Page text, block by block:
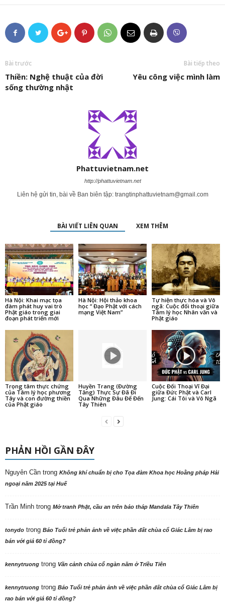
Bài trước
Thiền: Nghệ thuật của đời
sống thường nhật
Bài tiếp theo
Yêu công việc mình làm
Phattuvietnam.net
http://phattuvietnam.net
Liên hệ gửi tin, bài về Ban biên tập: trangtinphattuvietnam@gmail.com
BÀI VIẾT LIÊN QUAN XEM THÊM
Hà Nội: Khai mạc tọa
đàm phát huy vai trò
Phật giáo trong giai
đoạn phát triển mới
Hà Nội: Hội thảo khoa
học “ Đạo Phật với cách
mạng Việt Nam”
Tự hiện thực hóa và Vô
ngã: Cuộc đối thoại giữa
Tâm lý học Nhân văn và
Phật giáo
Trọng tâm thực chứng
của Tâm lý học phương
Tây và con đường thiền
của Phật giáo
Huyền Trang (Đường
Tăng) Thực Sự Đã Đi
Qua Những Đâu Để Đến
Tây Thiên
Cuộc Đối Thoại Vĩ Đại
giữa Đức Phật và Carl
Jung: Cái Tôi và Vô Ngã
PHẢN HỒI GẦN ĐÂY
Nguyên Cần trong Không khí chuẩn bị cho Tọa đàm Khoa học Hoằng pháp Hải
ngoại năm 2025 tại Huế
Trần Minh trong Mở tranh Phật, cầu an trên bảo tháp Mandala Tây Thiên
tonydo trong Báo Tuổi trẻ phản ảnh về việc phần đất chùa cổ Giác Lâm bị rao
bán với giá 60 tỉ đồng?
kennytruong trong Vãn cảnh chùa cổ ngàn năm ở Triều Tiên
kennytruong trong Báo Tuổi trẻ phản ảnh về việc phần đất chùa cổ Giác Lâm bị
rao bán với giá 60 tỉ đồng?